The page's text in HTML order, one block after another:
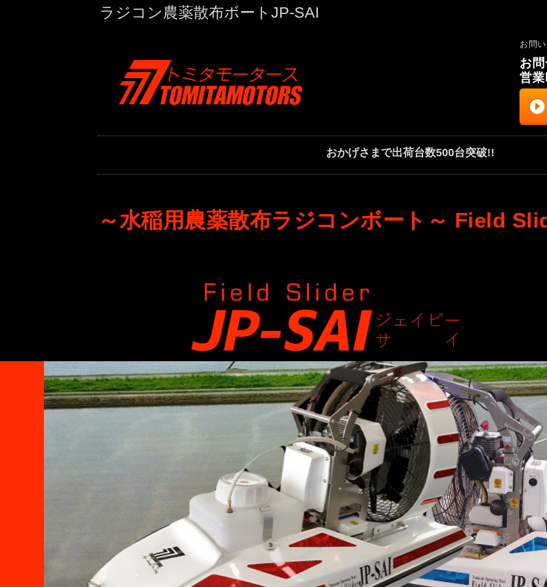
ラジコン農薬散布ボートJP-SAI
お問
お
営
おかげさまで出荷台数500台突破!!
～水稲用農薬散布ラジコンボート～ Field